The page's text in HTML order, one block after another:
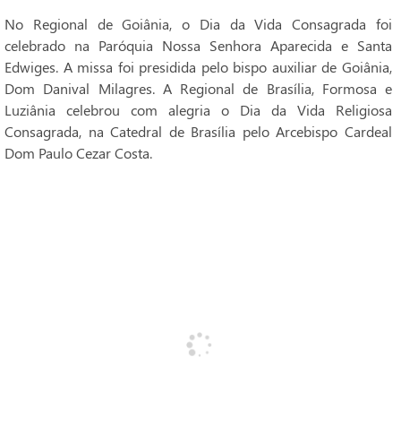
No Regional de Goiânia, o Dia da Vida Consagrada foi
celebrado na Paróquia Nossa Senhora Aparecida e Santa
Edwiges. A missa foi presidida pelo bispo auxiliar de Goiânia,
Dom Danival Milagres. A Regional de Brasília, Formosa e
Luziânia celebrou com alegria o Dia da Vida Religiosa
Consagrada, na Catedral de Brasília pelo Arcebispo Cardeal
Dom Paulo Cezar Costa.